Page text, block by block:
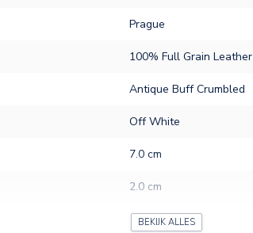
Prague
100% Full Grain Leather
Antique Buff Crumbled
Off White
7.0 cm
2.0 cm
10.0 cm
BEKIJK ALLES